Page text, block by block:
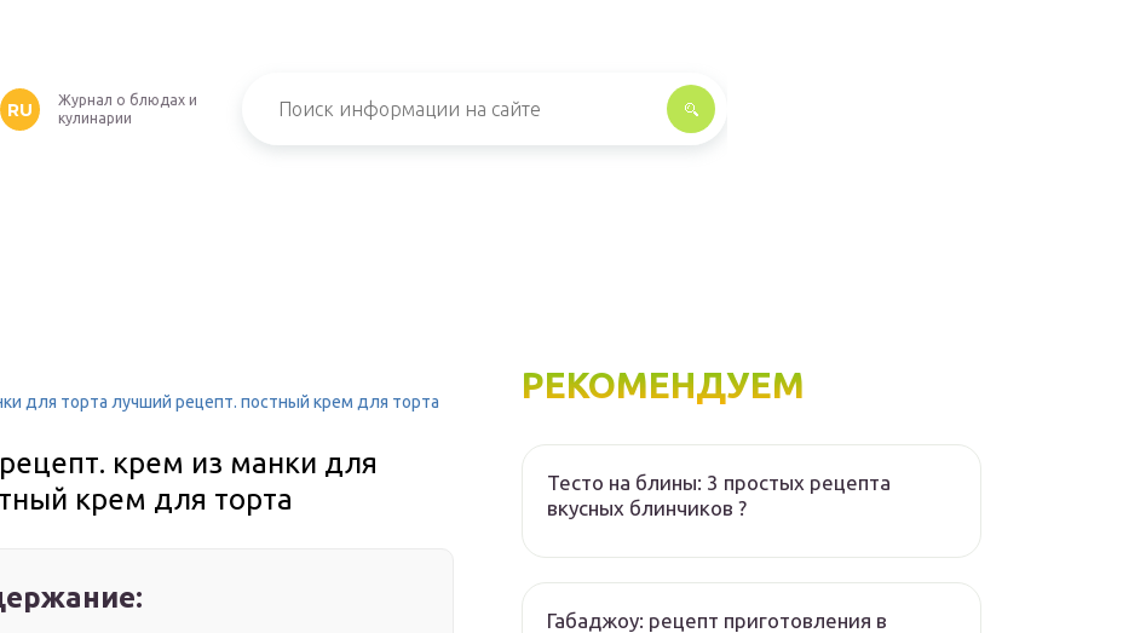
RU
Журнал о блюдах и
кулинарии
для торта лучший рецепт. постный крем для торта
крем из манки для
крем для торта
РЕКОМЕНДУЕМ
Тесто на блины: 3 простых рецепта
вкусных блинчиков ?
Габаджоу: рецепт приготовления в